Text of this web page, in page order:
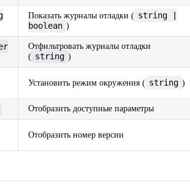
Показать журналы отладки ( string |
boolean )
Отфильтровать журналы отладки
( string )
Установить режим окружения ( string )
Отобразить доступные параметры
Отобразить номер версии